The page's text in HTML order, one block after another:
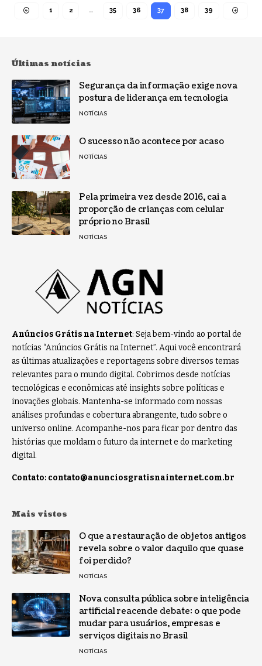
1 2 … 35 36 37 38 39
Últimas notícias
Segurança da informação exige nova
postura de liderança em tecnologia
NOTÍCIAS
O sucesso não acontece por acaso
NOTÍCIAS
Pela primeira vez desde 2016, cai a
proporção de crianças com celular
próprio no Brasil
NOTÍCIAS
Anúncios Grátis na Internet: Seja bem-vindo ao portal de
notícias “Anúncios Grátis na Internet”. Aqui você encontrará
as últimas atualizações e reportagens sobre diversos temas
relevantes para o mundo digital. Cobrimos desde notícias
tecnológicas e econômicas até insights sobre políticas e
inovações globais. Mantenha-se informado com nossas
análises profundas e cobertura abrangente, tudo sobre o
universo online. Acompanhe-nos para ficar por dentro das
histórias que moldam o futuro da internet e do marketing
digital.
Contato: contato@anunciosgratisnainternet.com.br
Mais vistos
O que a restauração de objetos antigos
revela sobre o valor daquilo que quase
foi perdido?
NOTÍCIAS
Nova consulta pública sobre inteligência
artificial reacende debate: o que pode
mudar para usuários, empresas e
serviços digitais no Brasil
NOTÍCIAS